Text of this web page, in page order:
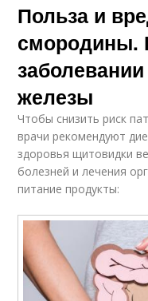
Польза и
смородины.
железы
Чтобы снизить риск
врачи рекомендуют
здоровья щитовидки
болезней и лечения
питание продукты: